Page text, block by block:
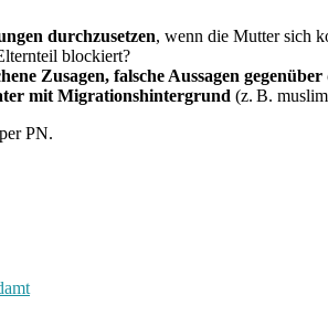
durchzusetzen, wenn die Mutter sich
blockiert?
Zusagen, falsche Aussagen
mit Migrationshintergrund (z. B.
PN.